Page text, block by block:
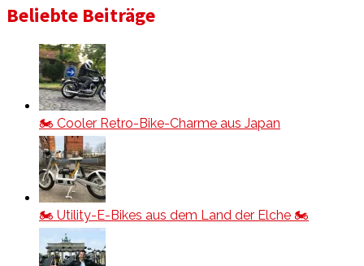
Beliebte Beiträge
🏍️ Cooler Retro-Bike-Charme aus Japan
🏍️ Utility-E-Bikes aus dem Land der Elche 🏍️